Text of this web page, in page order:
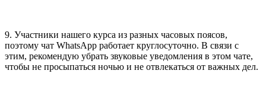
9. Участники нашего курса из разных часовых поясов,
поэтому чат WhatsApp работает круглосуточно. В связи с
этим, рекомендую убрать звуковые уведомления в этом чате,
чтобы не просыпаться ночью и не отвлекаться от важных дел.